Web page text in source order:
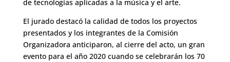
de tecnologías aplicadas a la música y el arte.
El jurado destacó la calidad de todos los proyectos
presentados y los integrantes de la Comisión
Organizadora anticiparon, al cierre del acto, un gran
evento para el año 2020 cuando se celebrarán los 70